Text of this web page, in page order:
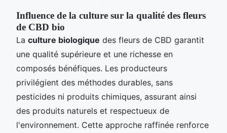
Influence de la culture sur la qualité des fleurs
de CBD bio
La culture biologique des fleurs de CBD garantit
une qualité supérieure et une richesse en
composés bénéfiques. Les producteurs
privilégient des méthodes durables, sans
pesticides ni produits chimiques, assurant ainsi
des produits naturels et respectueux de
l'environnement. Cette approche raffinée renforce